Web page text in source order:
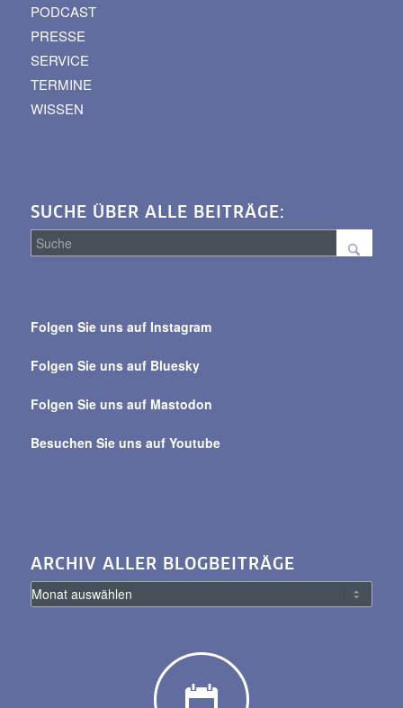
PODCAST
PRESSE
SERVICE
TERMINE
WISSEN
SUCHE ÜBER ALLE BEITRÄGE:
alle
Folgen Sie uns auf Instagram
Folgen Sie uns auf Bluesky
Folgen Sie uns auf Mastodon
Besuchen Sie uns auf Youtube
ARCHIV ALLER BLOGBEITRÄGE